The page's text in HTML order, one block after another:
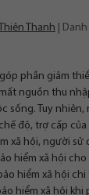
Thanh Danh
phần giảm
nguồn thu
sống. Tuy
độ, trợ cấp
xã hội, người sử
hiểm xã hội
hiểm xã hội chi
hiểm xã hội khi